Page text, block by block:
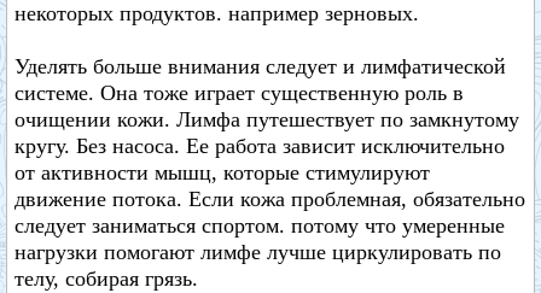
некоторых продуктов. например зерновых.
Уделять больше внимания следует и лимфатической
системе. Она тоже играет существенную роль в
очищении кожи. Лимфа путешествует по замкнутому
кругу. Без насоса. Ее работа зависит исключительно
от активности мышц, которые стимулируют
движение потока. Если кожа проблемная, обязательно
следует заниматься спортом. потому что умеренные
нагрузки помогают лимфе лучше циркулировать по
телу, собирая грязь.